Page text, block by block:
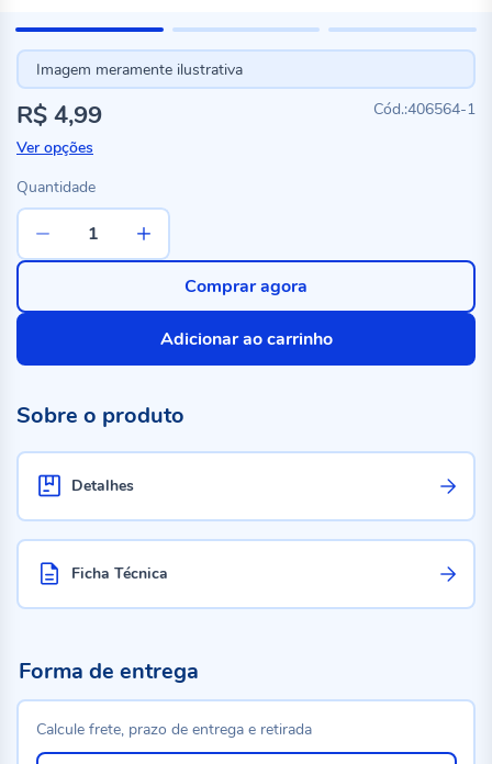
Imagem meramente ilustrativa
406564-1
R$ 4,99
Ver opções
Quantidade
Adicionar ao carrinho
Comprar agora
Sobre o produto
Detalhes
Ficha Técnica
Forma de entrega
Calcule frete, prazo de entrega e retirada